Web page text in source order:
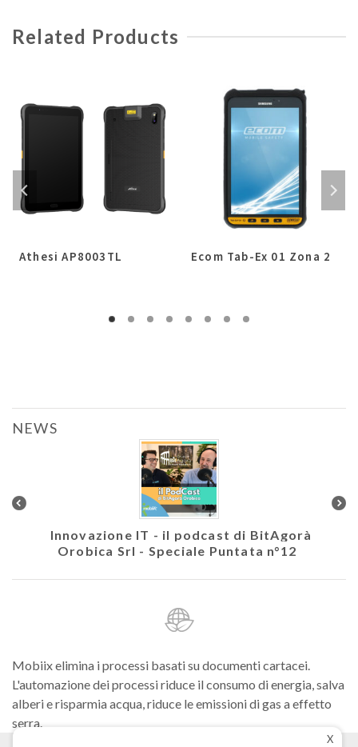
Related Products
Athesi AP8003TL Ecom Tab-Ex 01 Zona 2
NEWS
Innovazione IT - il podcast di BitAgorà
Orobica Srl - Speciale Puntata n°12
Mobiix elimina i processi basati su documenti cartacei.
L'automazione dei processi riduce il consumo di energia, salva
alberi e risparmia acqua, riduce le emissioni di gas a effetto
serra.
X